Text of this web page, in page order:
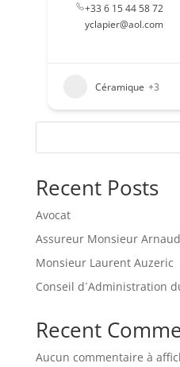
+33 6 15 44 58 72
yclapier@aol.com
Céramique +3
Recent Posts
Avocat
Assureur Monsieur
Monsieur Laurent Auzeric
Conseil d´Administration
Recent
Aucun commentaire à